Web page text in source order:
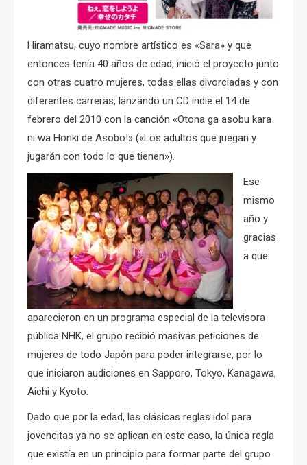
Hiramatsu, cuyo nombre artístico es «Sara» y que
entonces tenía 40 años de edad, inició el proyecto junto
con otras cuatro mujeres, todas ellas divorciadas y con
diferentes carreras, lanzando un CD indie el 14 de
febrero del 2010 con la canción «Otona ga asobu kara
ni wa Honki de Asobo!» («Los adultos que juegan y
jugarán con todo lo que tienen»).
Ese
mismo
año y
gracias
a que
aparecieron en un programa especial de la televisora
pública NHK, el grupo recibió masivas peticiones de
mujeres de todo Japón para poder integrarse, por lo
que iniciaron audiciones en Sapporo, Tokyo, Kanagawa,
Aichi y Kyoto.
Dado que por la edad, las clásicas reglas idol para
jovencitas ya no se aplican en este caso, la única regla
que existía en un principio para formar parte del grupo